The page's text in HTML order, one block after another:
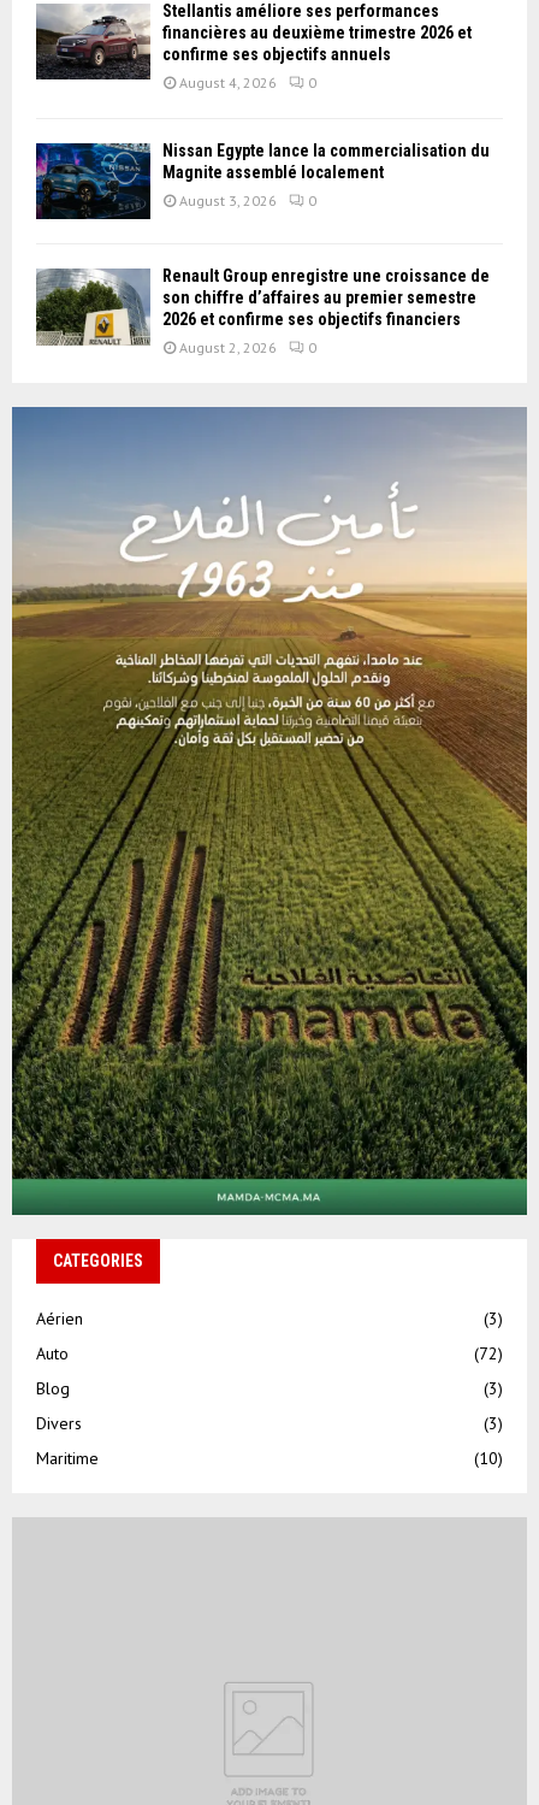
Stellantis améliore ses performances
financières au deuxième trimestre 2026 et
confirme ses objectifs annuels
August 4, 2026 0
Nissan Égypte lance la commercialisation du
Magnite assemblé localement
August 3, 2026 0
Renault Group enregistre une croissance de
son chiffre d’affaires au premier semestre
2026 et confirme ses objectifs financiers
August 2, 2026 0
CATEGORIES
Aérien
(3)
Auto
(72)
Blog
(3)
Divers
(3)
Maritime
(10)